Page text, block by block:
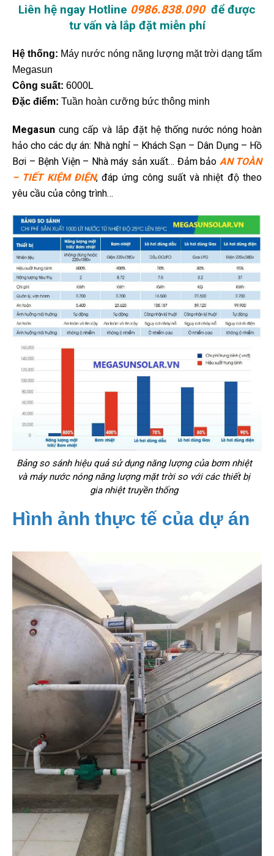
Liên hệ ngay Hotline 0986.838.090 để được
tư vấn và lắp đặt miễn phí
Hệ thống: Máy nước nóng năng lượng mặt trời dạng tấm
Megasun
Công suất: 6000L
Đặc điểm: Tuần hoàn cưỡng bức thông minh
Megasun cung cấp và lắp đặt hệ thống nước nóng hoàn
hảo cho các dự án: Nhà nghỉ – Khách Sạn – Dân Dụng – Hồ
Bơi – Bệnh Viện – Nhà máy sản xuất… Đảm bảo AN TOÀN
– TIẾT KIỆM ĐIỆN, đáp ứng công suất và nhiệt độ theo
yêu cầu của công trình…
Bảng so sánh hiệu quả sử dụng năng lượng của bơm nhiệt
và máy nước nóng năng lượng mặt trời so với các thiết bị
gia nhiệt truyền thống
Hình ảnh thực tế của dự án